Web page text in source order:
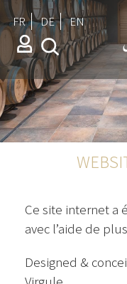
FR DE EN
Ce site internet a
avec l’aide de
Designed &